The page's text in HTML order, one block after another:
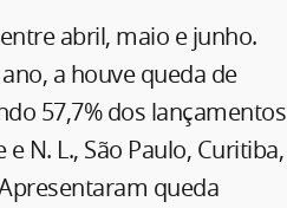
abril, maio e junho.
a houve queda de
57,7% dos lançamentos
N. L., São Paulo, Curitiba,
queda